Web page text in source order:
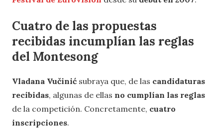
Cuatro de las propuestas
recibidas incumplían las reglas
del Montesong
Vladana Vučinić subraya que, de las candidaturas
recibidas, algunas de ellas no cumplían las reglas
de la competición. Concretamente, cuatro
inscripciones.